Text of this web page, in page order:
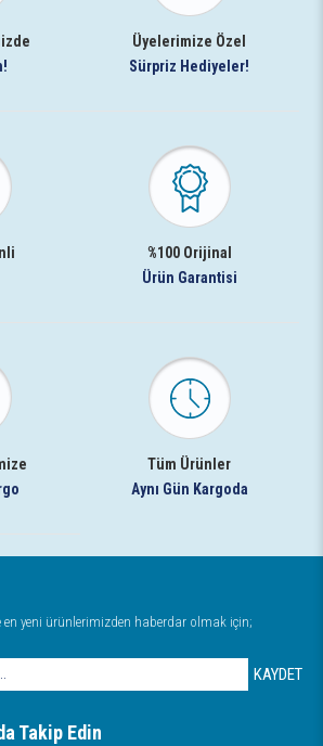
Üyelerimize Özel
Sürpriz Hediyeler!
%100 Orijinal
Ürün Garantisi
Tüm Ürünler
Aynı Gün Kargoda
en yeni ürünlerimizden haberdar olmak için;
KAYDET
Takip Edin